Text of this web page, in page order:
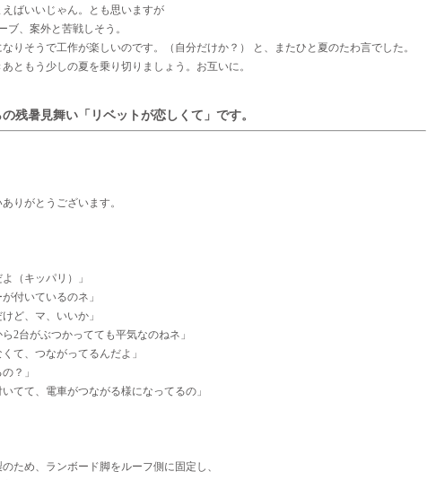
ばいいじゃん。とも思いますが
ブ、案外と苦戦しそう。
りそうで工作が楽しいのです。（自分だけか？） と、またひと夏のたわ言でした。
ともう少しの夏を乗り切りましょう。お互いに。
残暑見舞い「リベットが恋しくて」です。
りがとうございます。
（キッパリ）」
付いているのネ」
ど、マ、いいか」
2台がぶつかってても平気なのねネ」
て、つながってるんだよ」
？」
てて、電車がつながる様になってるの」
ため、ランボード脚をルーフ側に固定し、